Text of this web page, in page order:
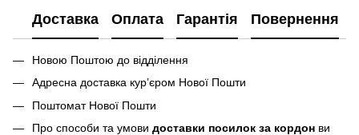
Доставка Оплата Гарантія Повернення
Новою Поштою до відділення
Адресна доставка курʼєром Нової Пошти
Поштомат Нової Пошти
Про способи та умови доставки посилок за кордон ви